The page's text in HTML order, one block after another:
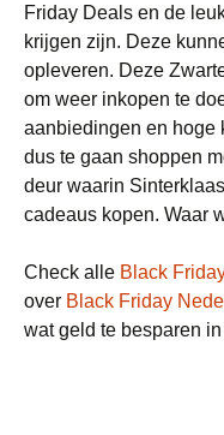
Friday Deals en de
krijgen zijn. Deze
opleveren. Deze
om weer inkopen te
aanbiedingen en hoge
dus te gaan shoppen
deur waarin
cadeaus kopen. Waar
Check alle Black
over Black Friday
wat geld te besparen